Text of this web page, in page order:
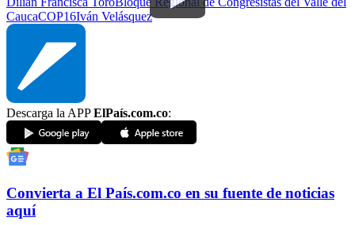
CaucaCOP16Iván Velásquez
Descarga la APPElPaís.com.co:
Convierta a El País.com.co en su fuente de noticias
aquí